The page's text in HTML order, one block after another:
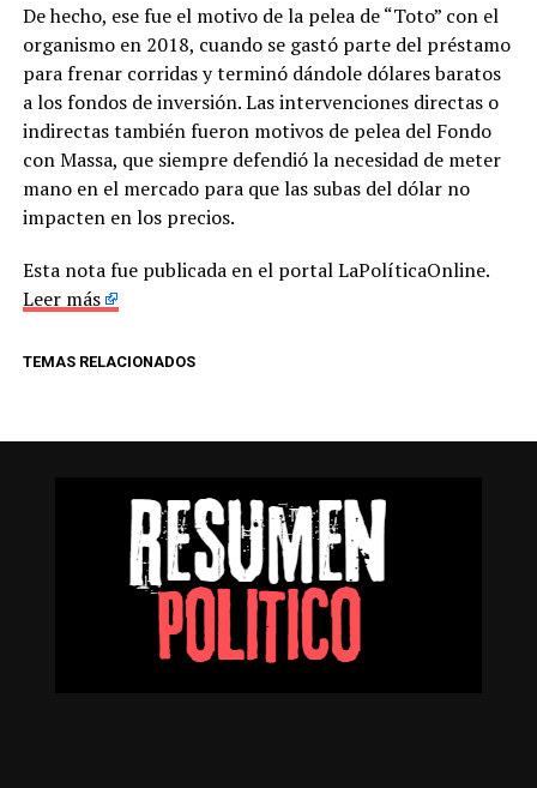
De hecho, ese fue el motivo de la pelea de “Toto” con el
organismo en 2018, cuando se gastó parte del préstamo
para frenar corridas y terminó dándole dólares baratos
a los fondos de inversión. Las intervenciones directas o
indirectas también fueron motivos de pelea del Fondo
con Massa, que siempre defendió la necesidad de meter
mano en el mercado para que las subas del dólar no
impacten en los precios.
Esta nota fue publicada en el portal LaPolíticaOnline.
Leer más
TEMAS RELACIONADOS